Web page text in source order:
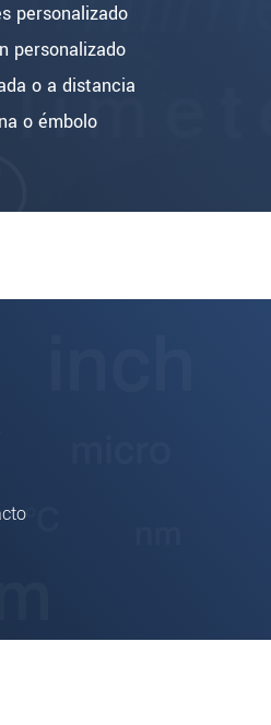
personalizado
personalizado
o a distancia
o émbolo